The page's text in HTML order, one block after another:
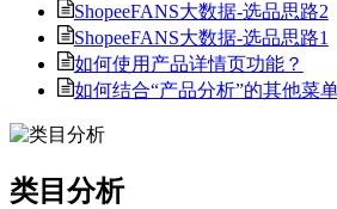
ShopeeFANS大数据-选品思路2
ShopeeFANS大数据-选品思路1
如何使用产品详情页功能？
如何结合“产品分析”的其他菜
类目分析